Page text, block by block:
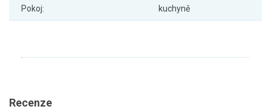
Pokoj: kuchyně
Recenze